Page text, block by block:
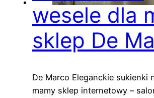
wesele dla
sklep De
De Marco Eleganckie sukienki
mamy sklep internetowy –